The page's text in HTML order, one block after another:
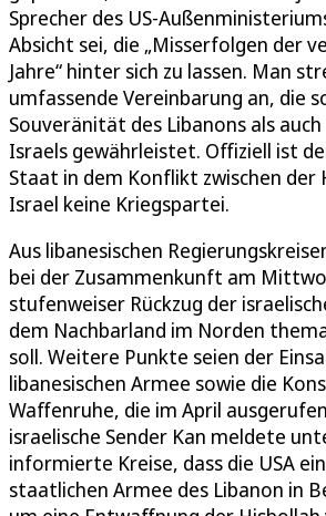
Sprecher des US-
Absicht sei, die „Misserfolgen der
Jahre“ hinter sich zu lassen. Man
umfassende Vereinbarung an, die
Souveränität des Libanons als
Israels gewährleistet. Offiziell ist
Staat in dem Konflikt zwischen der
Israel keine Kriegspartei.
Aus libanesischen
bei der Zusammenkunft am
stufenweiser Rückzug der
dem Nachbarland im Norden
soll. Weitere Punkte seien der
libanesischen Armee sowie die
Waffenruhe, die im April
israelische Sender Kan meldete
informierte Kreise, dass die USA
staatlichen Armee des Libanon in